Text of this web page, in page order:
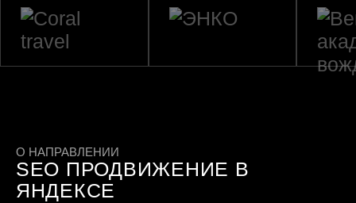
О НАПРАВЛЕНИИ
SEO ПРОДВИЖЕНИЕ В
ЯНДЕКСЕ